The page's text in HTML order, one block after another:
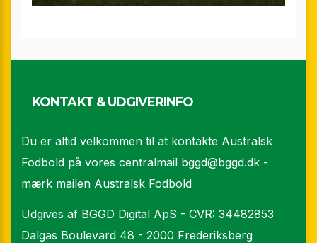
KONTAKT & UDGIVERINFO
Du er altid velkommen til at kontakte Australsk
Fodbold på vores centralmail bggd@bggd.dk -
mærk mailen Australsk Fodbold
Udgives af BGGD Digital ApS - CVR: 34482853
Dalgas Boulevard 48 - 2000 Frederiksberg